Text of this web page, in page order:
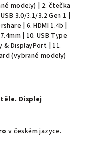
modely) | 2. čtečka
3.0/3.1/3.2 Gen 1 |
| 6. HDMI 1.4b |
| 10. USB Type
& DisplayPort | 11.
(vybrané modely)
Displej
v českém jazyce.